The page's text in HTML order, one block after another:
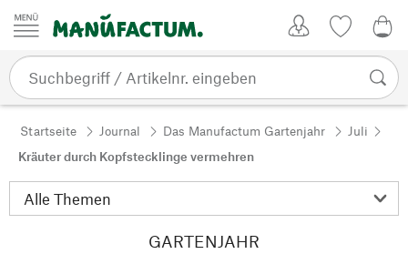
Zum Inhalt springen
Startseite Journal Das Manufactum Gartenjahr
Juli
Kräuter durch Kopfstecklinge vermehren
GARTENJAHR